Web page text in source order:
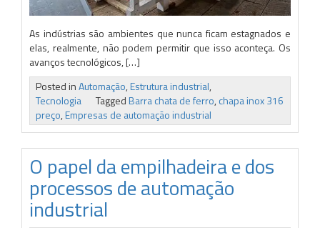
As indústrias são ambientes que nunca ficam estagnados e
elas, realmente, não podem permitir que isso aconteça. Os
avanços tecnológicos, […]
Posted inAutomação,Estrutura industrial,
Tecnologia
TaggedBarra chata de ferro,chapa inox 316
preço,Empresas de automação industrial
O papel da empilhadeira e dos
processos de automação
industrial